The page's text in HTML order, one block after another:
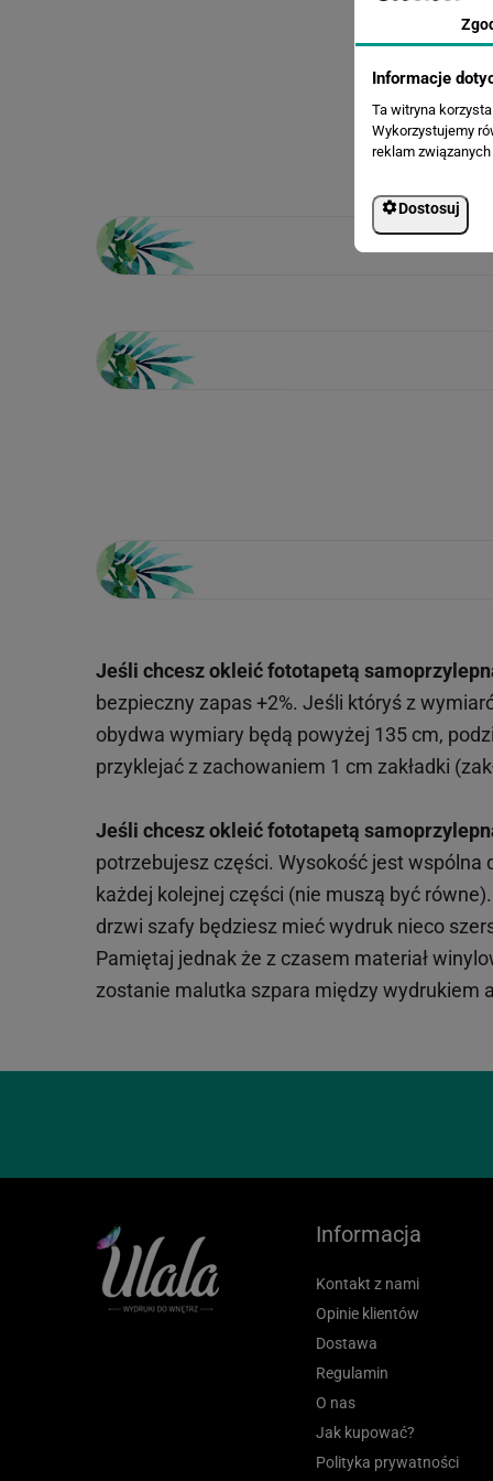
Jeśli chcesz okleić fototapetą
bezpieczny zapas +2%. Jeśli któryś z
obydwa wymiary będą powyżej 135 cm,
przyklejać z zachowaniem 1 cm zakładki
Jeśli chcesz okleić fototapetą
potrzebujesz części. Wysokość jest wspólna
każdej kolejnej części (nie muszą być
drzwi szafy będziesz mieć wydruk nieco
Pamiętaj jednak że z czasem materiał
zostanie malutka szpara między wydrukiem
Informacja
Kontakt z nami
Opinie klientów
Dostawa
Regulamin
O nas
Jak kupować?
Polityka prywatności
Informacje
Ta witryna
Wykorzystujemy
reklam
Dostosuj